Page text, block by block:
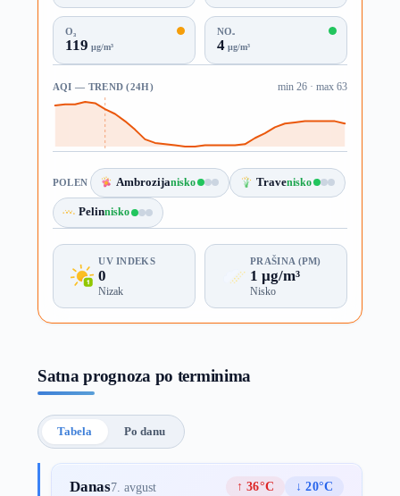
O₃
119 µg/m³
NO₂
4µg/m³
AQI — TREND (24H) min 26 · max 63
POLEN Ambrozijanisko Travenisko
Pelinnisko
UV INDEKS
0
Nizak
PRAŠINA (PM)
1 µg/m³
Nisko
Satna prognoza po terminima
Tabela Po danu
Danas7. avgust ↑ 36°C
↓ 20°C